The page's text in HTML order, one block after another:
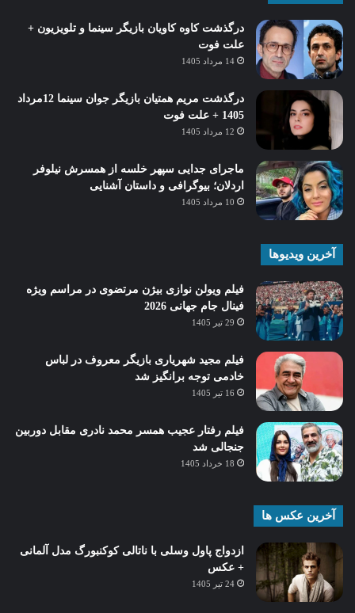
درگذشت کاوه کاویان بازیگر سینما و تلویزیون +
علت فوت
14 مرداد 1405
درگذشت مریم همتیان بازیگر جوان سینما 12مرداد
1405 + علت فوت
12 مرداد 1405
ماجرای جدایی سپهر خلسه از همسرش نیلوفر
اردلان؛ بیوگرافی و داستان آشنایی
10 مرداد 1405
آخرین ویدیوها
فیلم ویولن نوازی بیژن مرتضوی در مراسم ویژه
فینال جام جهانی 2026
29 تیر 1405
فیلم مجید شهریاری بازیگر معروف در لباس
خادمی توجه برانگیز شد
16 تیر 1405
فیلم رفتار عجیب همسر محمد نادری مقابل دوربین
جنجالی شد
18 خرداد 1405
آخرین عکس ها
ازدواج پاول وسلی با ناتالی کوکنبورگ مدل آلمانی
+ عکس
24 تیر 1405